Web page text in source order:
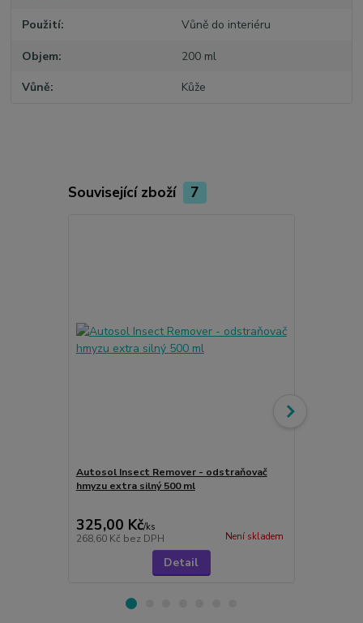
Použití Vůně do interiéru
Objem 200 ml
Vůně Kůže
Související zboží 7
Autosol Insect Remover - odstraňovač
hmyzu extra silný 500 ml
325,00 Kč/ks
268,60 Kč bez DPH Není skladem
Detail